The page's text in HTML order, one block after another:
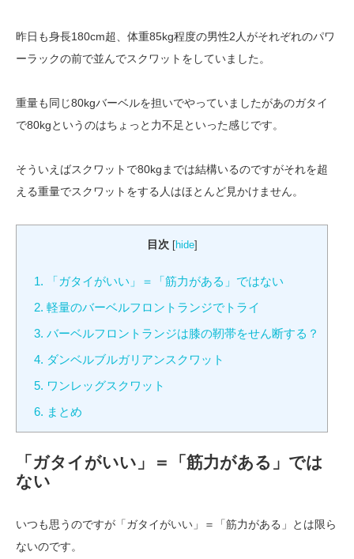
昨日も身長180cm超、体重85kg程度の男性2人がそれぞれのパワ
ーラックの前で並んでスクワットをしていました。
重量も同じ80kgバーベルを担いでやっていましたがあのガタイ
で80kgというのはちょっと力不足といった感じです。
そういえばスクワットで80kgまでは結構いるのですがそれを超
える重量でスクワットをする人はほとんど見かけません。
目次 hide]
1. 「ガタイがいい」＝「筋力がある」ではない
2. 軽量のバーベルフロントランジでトライ
3. バーベルフロントランジは膝の靭帯をせん断する？
4. ダンベルブルガリアンスクワット
5. ワンレッグスクワット
6. まとめ
「ガタイがいい」＝「筋力がある」では
ない
いつも思うのですが「ガタイがいい」＝「筋力がある」とは限ら
ないのです。